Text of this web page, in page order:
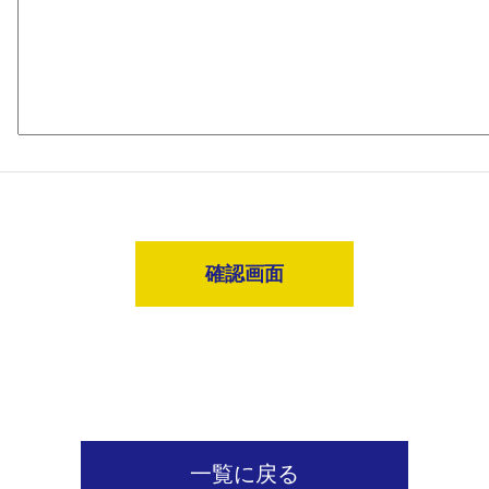
確認画面
一覧に戻る